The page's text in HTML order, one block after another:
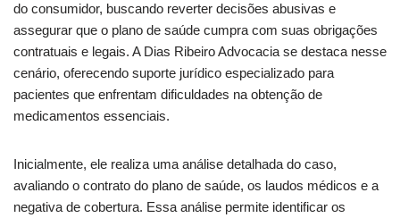
do consumidor, buscando reverter decisões abusivas e
assegurar que o plano de saúde cumpra com suas obrigações
contratuais e legais. A Dias Ribeiro Advocacia se destaca nesse
cenário, oferecendo suporte jurídico especializado para
pacientes que enfrentam dificuldades na obtenção de
medicamentos essenciais.
Inicialmente, ele realiza uma análise detalhada do caso,
avaliando o contrato do plano de saúde, os laudos médicos e a
negativa de cobertura. Essa análise permite identificar os